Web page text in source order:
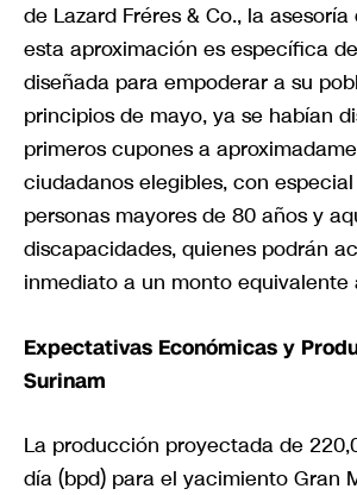
de Lazard Fréres & Co., la
esta aproximación es específica
diseñada para empoderar a su
principios de mayo, ya se habían
primeros cupones a
ciudadanos elegibles, con
personas mayores de 80 años y
discapacidades, quienes podrán
inmediato a un monto equivalente
Expectativas Económicas y
Surinam
La producción proyectada de
día (bpd) para el yacimiento Gran